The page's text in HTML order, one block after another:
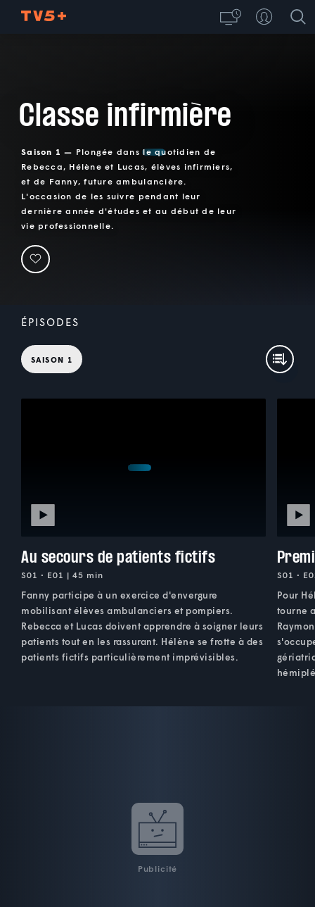
Classe infirmière
Saison 1 — Plongée dans le quotidien de
Rebecca, Hélène et Lucas, élèves infirmiers,
et de Fanny, future ambulancière.
L'occasion de les suivre pendant leur
dernière année d'études et au début de leur
vie professionnelle.
ÉPISODES
SAISON 1
Au secours de patients fictifs
S01 • E01 | 45 min
Fanny participe à un exercice d'envergure
mobilisant élèves ambulanciers et pompiers.
Rebecca et Lucas doivent apprendre à soigner leurs
patients tout en les rassurant. Hélène se frotte à des
patients fictifs particulièrement imprévisibles.
S01 •
Pour
tourne
Publicité